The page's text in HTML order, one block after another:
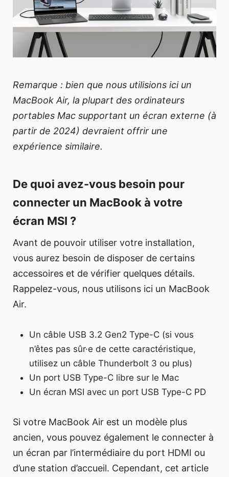
Remarque : bien que nous utilisions ici un
MacBook Air, la plupart des ordinateurs
portables Mac supportant un écran externe (à
partir de 2024) devraient offrir une
expérience similaire.
De quoi avez-vous besoin pour
connecter un MacBook à votre
écran MSI ?
Avant de pouvoir utiliser votre installation,
vous aurez besoin de disposer de certains
accessoires et de vérifier quelques détails.
Rappelez-vous, nous utilisons ici un MacBook
Air.
Un câble USB 3.2 Gen2 Type-C (si vous
n’êtes pas sûr·e de cette caractéristique,
utilisez un câble Thunderbolt 3 ou plus)
Un port USB Type-C libre sur le Mac
Un écran MSI avec un port USB Type-C PD
Si votre MacBook Air est un modèle plus
ancien, vous pouvez également le connecter à
un écran par l’intermédiaire du port HDMI ou
d’une station d’accueil. Cependant, cet article